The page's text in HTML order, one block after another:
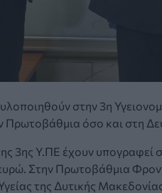
στην 3η
όσο και στη
3ης Υ.ΠΕ έχουν υπογραφεί
Στην Πρωτοβάθμια
της Δυτικής